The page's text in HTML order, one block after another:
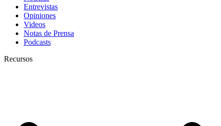
Entrevistas
Opiniones
Videos
Notas de Prensa
Podcasts
Recursos